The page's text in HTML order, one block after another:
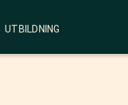
| UTBILDNING